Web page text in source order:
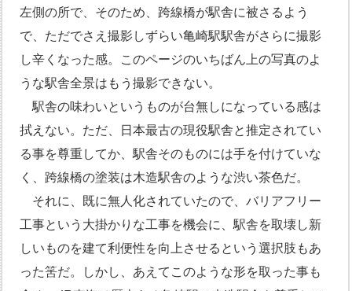
左側の所で、そのため、跨線橋が駅舎に被さるよう
で、ただでさえ撮影しずらい亀崎駅駅舎がさらに撮影
し辛くなった感。このページのいちばん上の写真のよ
うな駅舎全景はもう撮影できない。
駅舎の味わいというものが台無しになっている感は
拭えない。ただ、日本最古の現役駅舎と推定されてい
る事を尊重してか、駅舎そのものには手を付けていな
く、跨線橋の塗装は木造駅舎のような渋い茶色だ。
それに、既に無人化されていたので、バリアフリー
工事という大掛かりな工事を機会に、駅舎を取壊し新
しいものを建て利便性を向上させるという選択肢もあ
った筈だ。しかし、あえてこのような形を取った事も